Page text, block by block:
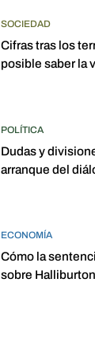
SOCIEDAD
Cifras tras los
posible saber la
POLÍTICA
Dudas y
arranque del
ECONOMÍA
Cómo la
sobre